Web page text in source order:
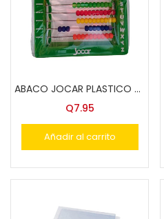
ABACO JOCAR PLASTICO PEQUEÑO
Q7.95
Añadir al carrito